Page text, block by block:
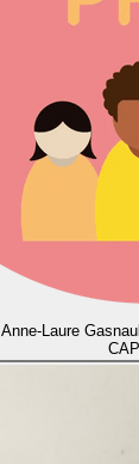
Anne-Laure